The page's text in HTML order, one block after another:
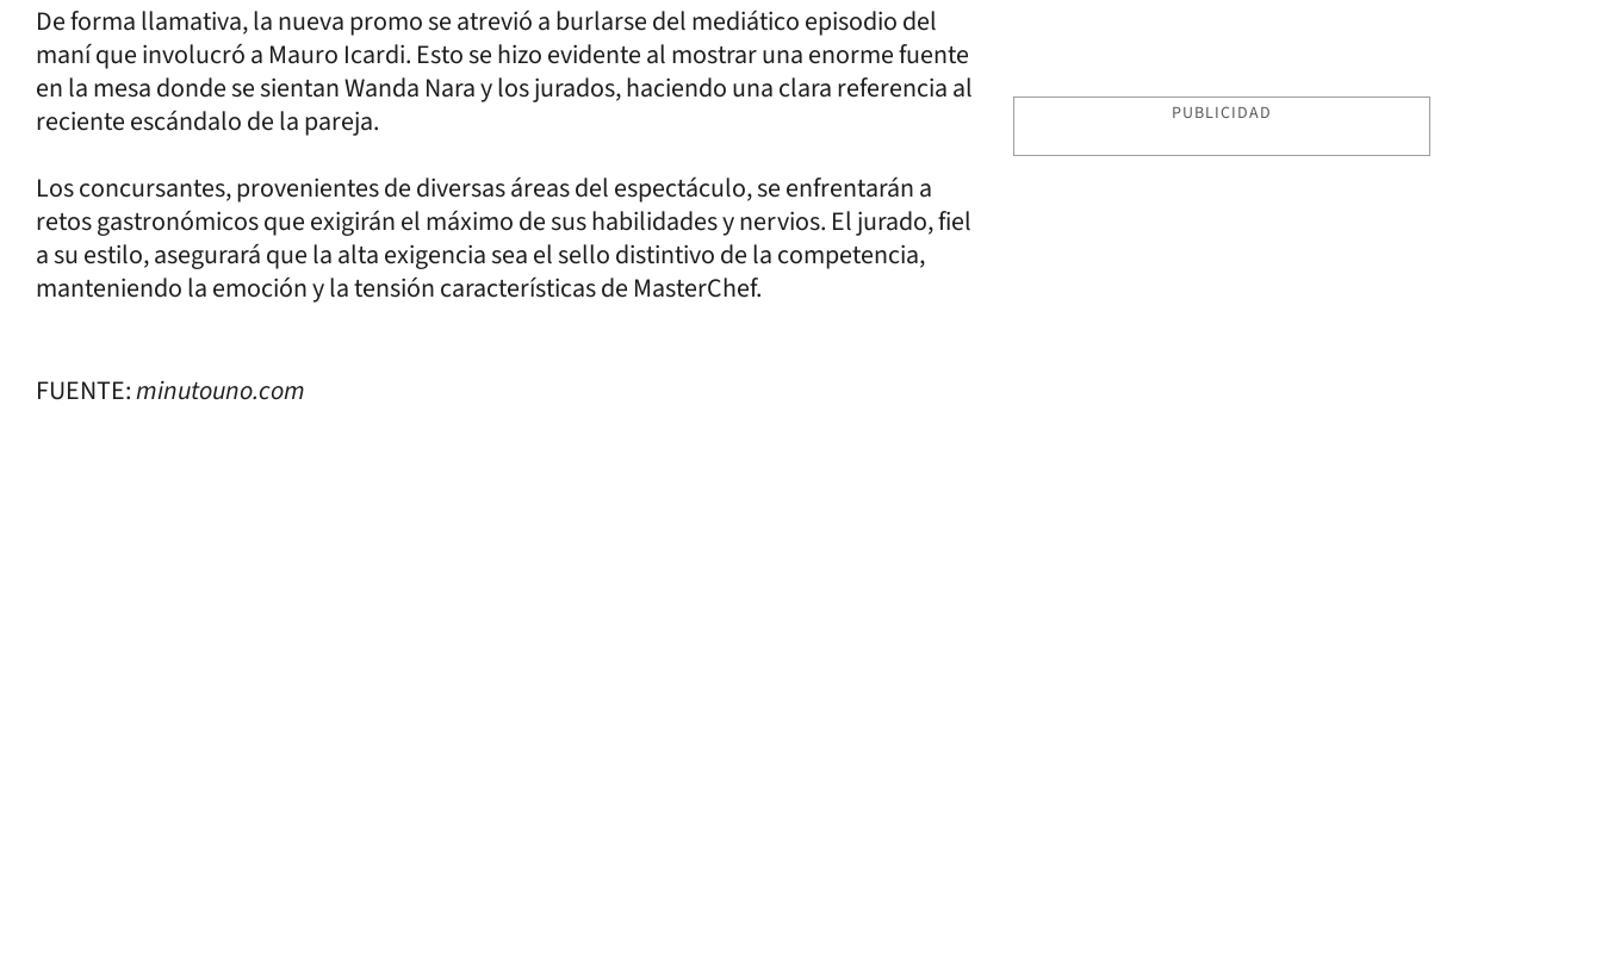
De forma llamativa, la nueva promo se atrevió a burlarse del mediático episodio del
maní que involucró a Mauro Icardi. Esto se hizo evidente al mostrar una enorme fuente
en la mesa donde se sientan Wanda Nara y los jurados, haciendo una clara referencia al
reciente escándalo de la pareja.
Los concursantes, provenientes de diversas áreas del espectáculo, se enfrentarán a
retos gastronómicos que exigirán el máximo de sus habilidades y nervios. El jurado, fiel
a su estilo, asegurará que la alta exigencia sea el sello distintivo de la competencia,
manteniendo la emoción y la tensión características de MasterChef.
FUENTE:minutouno.com
PUBLICIDAD